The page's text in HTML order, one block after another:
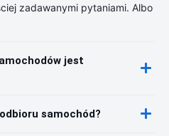
zadawanymi pytaniami. Albo
jest
samochód?